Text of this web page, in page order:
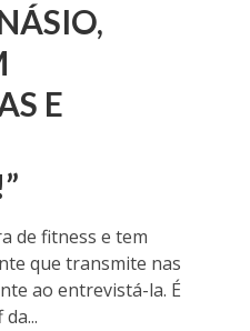
E
de fitness e tem
que transmite nas
ao entrevistá-la. É